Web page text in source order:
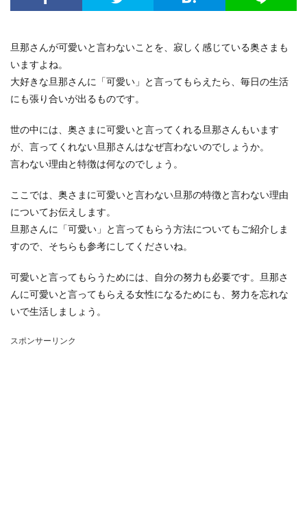
旦那さんが可愛いと言わないことを、寂しく感じている奥さまも
いますよね。
大好きな旦那さんに「可愛い」と言ってもらえたら、毎日の生活
にも張り合いが出るものです。
世の中には、奥さまに可愛いと言ってくれる旦那さんもいます
が、言ってくれない旦那さんはなぜ言わないのでしょうか。
言わない理由と特徴は何なのでしょう。
ここでは、奥さまに可愛いと言わない旦那の特徴と言わない理由
についてお伝えします。
旦那さんに「可愛い」と言ってもらう方法についてもご紹介しま
すので、そちらも参考にしてくださいね。
可愛いと言ってもらうためには、自分の努力も必要です。旦那さ
んに可愛いと言ってもらえる女性になるためにも、努力を忘れな
いで生活しましょう。
スポンサーリンク